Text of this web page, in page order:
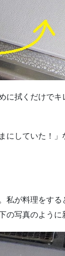
に拭くだけで
にしていた！
私が料理をする
の写真のように